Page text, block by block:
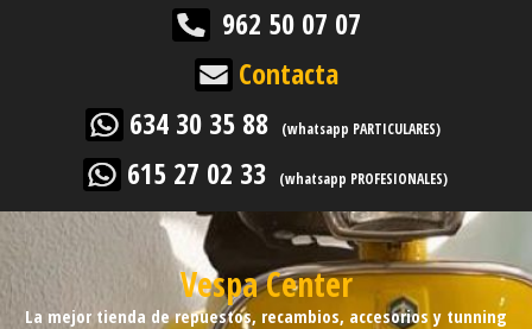
962 50 07 07
Contacta
634 30 35 88
(whatsapp PARTICULARES)
615 27 02 33 (whatsapp PROFESIONALES)
Vespa Center
La mejor tienda de repuestos, recambios, accesorios y tunning